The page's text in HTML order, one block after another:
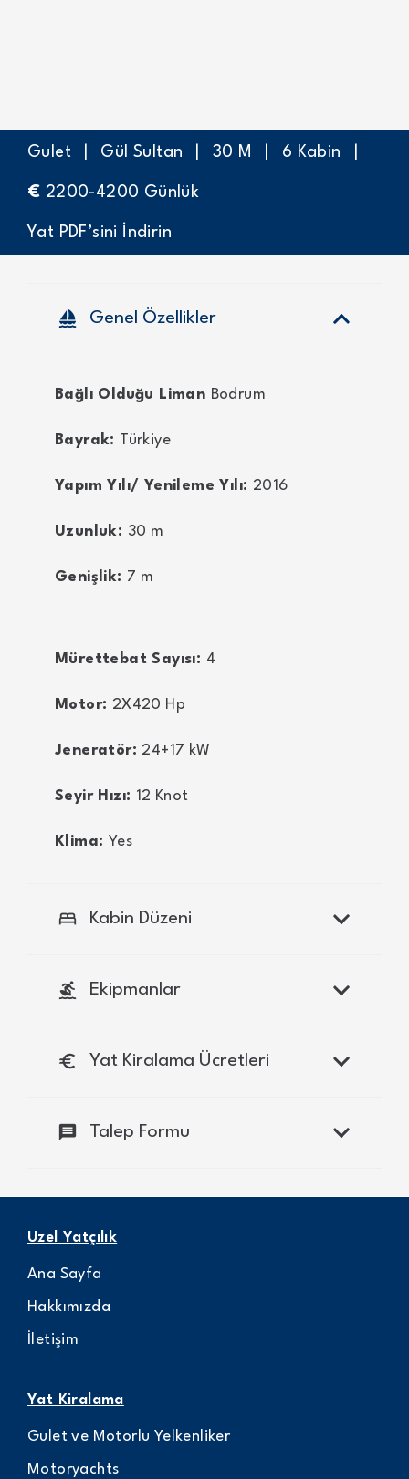
Gulet Gül Sultan 30 M 6 Kabin
€ 2200-4200 Günlük
Yat PDF’sini İndirin
sailing Genel Özellikler
Bağlı Olduğu Liman Bodrum
Bayrak: Türkiye
Yapım Yılı/ Yenileme Yılı: 2016
Uzunluk: 30 m
Genişlik: 7 m
Mürettebat Sayısı: 4
Motor: 2X420 Hp
Jeneratör: 24+17 kW
Seyir Hızı: 12 Knot
Klima: Yes
bed Kabin Düzeni
surfing Ekipmanlar
euro Yat Kiralama Ücretleri
message Talep Formu
Uzel Yatçılık
Ana Sayfa
Hakkımızda
İletişim
Yat Kiralama
Gulet ve Motorlu Yelkenliker
Motoryachts